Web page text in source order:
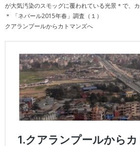
が大気汚染のスモッグに覆われている光景＊で、
＊ 「ネパール2015年春」調査（１）
クアランプールからカトマンズへ